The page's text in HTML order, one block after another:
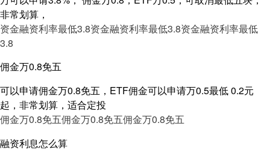
非常划算，
资金融资利率最低3.8资金融资利率最低3.8资金融资利率最低
3.8
佣金万0.8免五
可以申请佣金万0.8免五，ETF佣金可以申请万0.5最低 0.2元
起，非常划算，适合定投
佣金万0.8免五佣金万0.8免五佣金万0.8免五
融资利息怎么算